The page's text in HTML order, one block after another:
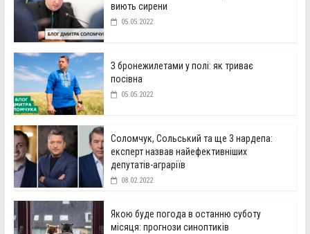
виють сирени
05.05.2022
З бронежилетами у полі: як триває
посівна
05.05.2022
Соломчук, Сольський та ще 3 нардепа:
експерт назвав найефективніших
депутатів-аграріїв
08.02.2022
Якою буде погода в останню суботу
місяця: прогнози синоптиків